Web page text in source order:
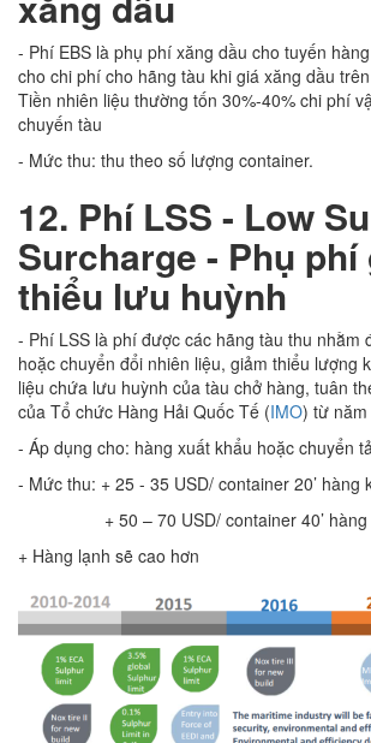
- Phí EBS là phụ phí xăng dầu cho tuyến
cho chi phí cho hãng tàu khi giá xăng dầu
Tiền nhiên liệu thường tốn 30%-40% chi phí
chuyến tàu
- Mức thu: thu theo số lượng container.
12. Phí LSS - Low
Surcharge - Phụ phí
thiểu lưu huỳnh
- Phí LSS là phí được các hãng tàu thu nhằm
hoặc chuyển đổi nhiên liệu, giảm thiểu lượng
liệu chứa lưu huỳnh của tàu chở hàng, tuân
của Tổ chức Hàng Hải Quốc Tế (IMO) từ năm
- Áp dụng cho: hàng xuất khẩu hoặc chuyển
- Mức thu: + 25 - 35 USD/ container 20’ hàng
+ 50 – 70 USD/ container 40’ hàng
+ Hàng lạnh sẽ cao hơn